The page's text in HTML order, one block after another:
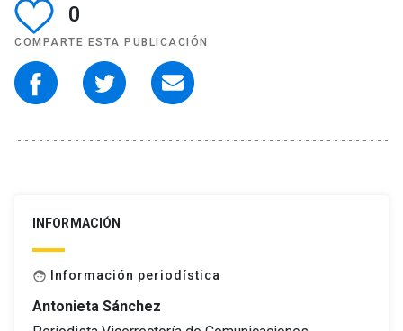
0
COMPARTE ESTA PUBLICACIÓN
INFORMACIÓN
face Información periodística
Antonieta Sánchez